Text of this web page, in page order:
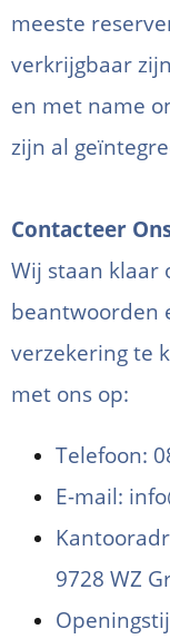
meeste
verkrijgbaar
en met name
zijn al
Contacteer
Wij staan klaar
beantwoorden
verzekering te
met ons op:
Telefoon:
E-mail:
9728 WZ